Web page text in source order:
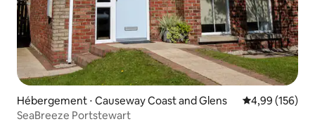
Hébergement ⋅ Causeway Coast and Glens Évaluation
4,99 (156)
SeaBreeze Portstewart